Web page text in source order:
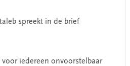
spreekt in de brief
iedereen onvoorstelbaar